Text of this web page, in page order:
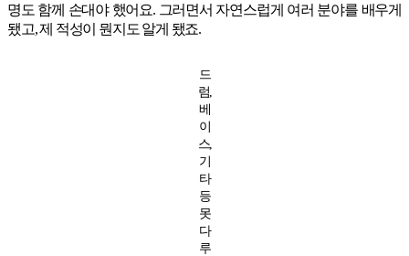
명도 함께 손대야 했어요. 그러면서 자연스럽게 여러 분야를 배우게
됐고, 제 적성이 뭔지도 알게 됐죠.
드
럼,
베
이
스,
기
타
등
못
다
루